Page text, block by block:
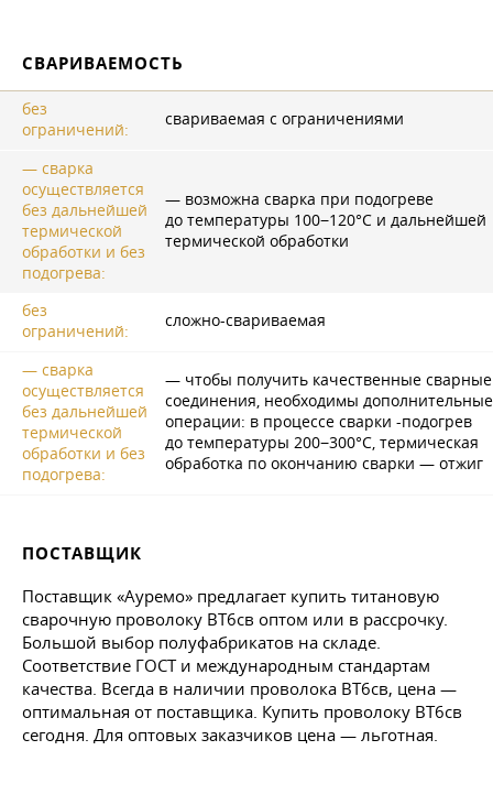
СВАРИВАЕМОСТЬ
без
ограничений:
свариваемая с ограничениями
— сварка
осуществляется
без дальнейшей
термической
обработки и без
подогрева:
— возможна сварка при подогреве
до температуры 100−120°C и дальнейшей
термической обработки
без
ограничений:
сложно-свариваемая
— сварка
осуществляется
без дальнейшей
термической
обработки и без
подогрева:
— чтобы получить качественные сварные
соединения, необходимы дополнительные
операции: в процессе сварки -подогрев
до температуры 200−300°C, термическая
обработка по окончанию сварки — отжиг
ПОСТАВЩИК
Поставщик «Ауремо» предлагает купить титановую
сварочную проволоку ВТ6св оптом или в рассрочку.
Большой выбор полуфабрикатов на складе.
Соответствие ГОСТ и международным стандартам
качества. Всегда в наличии проволока ВТ6св, цена —
оптимальная от поставщика. Купить проволоку ВТ6св
сегодня. Для оптовых заказчиков цена — льготная.